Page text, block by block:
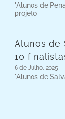
"Alunos de
projeto
Alunos de
10
6 de Julho, 2025
"Alunos de